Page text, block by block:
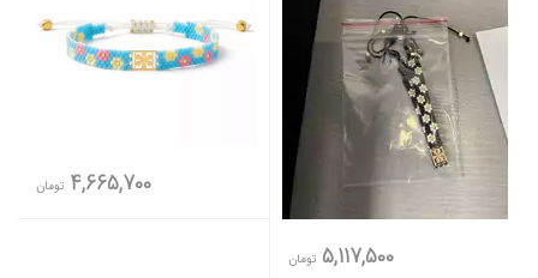
5,117,500 تومان
4,665,700 تومان